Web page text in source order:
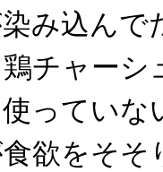
み込んで
チャーシ
っていな
欲をそそ